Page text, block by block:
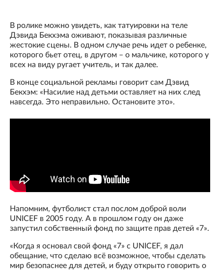
В ролике можно увидеть, как татуировки на теле
Дэвида Бекхэма оживают, показывая различные
жестокие сцены. В одном случае речь идет о ребенке,
которого бьет отец, в другом – о мальчике, которого у
всех на виду ругает учитель, и так далее.
В конце социальной рекламы говорит сам Дэвид
Бекхэм: «Насилие над детьми оставляет на них след
навсегда. Это неправильно. Остановите это».
Напомним, футболист стал послом доброй воли
UNICEF в 2005 году. А в прошлом году он даже
запустил собственный фонд по защите прав детей «7».
«Когда я основал свой фонд «7» с UNICEF, я дал
обещание, что сделаю всё возможное, чтобы сделать
мир безопаснее для детей, и буду открыто говорить о